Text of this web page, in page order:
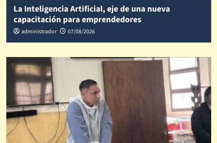
La Inteligencia Artificial, eje de una nueva
capacitación para emprendedores
administrador 07/08/2026